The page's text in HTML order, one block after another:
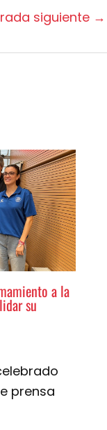
siguiente →
a la
su
prensa